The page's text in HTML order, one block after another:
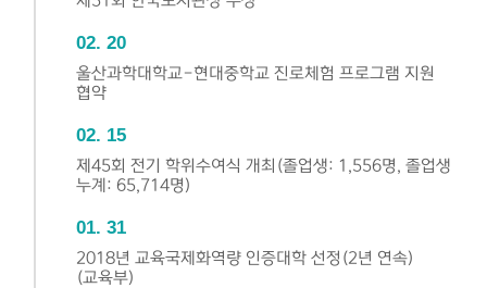
02 20
울산과학대학교-현대중학교 진로체험 프로그램 지원
협약
02 15
제45회 전기 학위수여식 개최(졸업생: 1,556명, 졸업생
누계: 65,714명)
01 31
2018년 교육국제화역량 인증대학 선정(2년 연속)
(교육부)